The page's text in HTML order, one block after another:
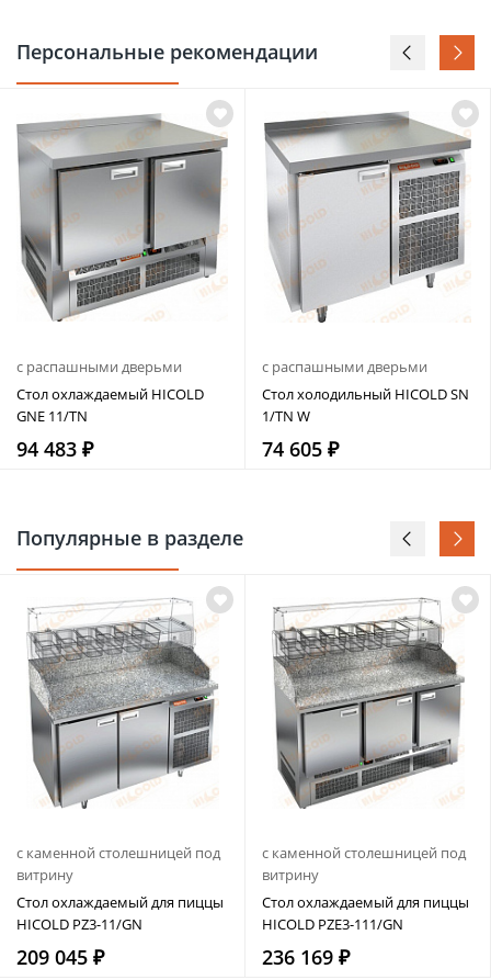
Персональные рекомендации
с распашными дверьми
Стол охлаждаемый HICOLD
GNE 11/TN
94 483 ₽
с распашными дверьми
Стол холодильный HICOLD SN
1/TN W
74 605 ₽
Популярные в разделе
с каменной столешницей под
витрину
Стол охлаждаемый для пиццы
HICOLD PZ3-11/GN
209 045 ₽
с каменной столешницей под
витрину
Стол охлаждаемый для пиццы
HICOLD PZE3-111/GN
236 169 ₽